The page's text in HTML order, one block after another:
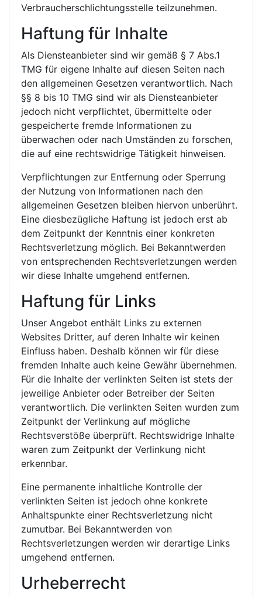
Verbraucherschlichtungsstelle teilzunehmen.
Haftung für Inhalte
Als Diensteanbieter sind wir gemäß § 7 Abs.1
TMG für eigene Inhalte auf diesen Seiten nach
den allgemeinen Gesetzen verantwortlich. Nach
§§ 8 bis 10 TMG sind wir als Diensteanbieter
jedoch nicht verpflichtet, übermittelte oder
gespeicherte fremde Informationen zu
überwachen oder nach Umständen zu forschen,
die auf eine rechtswidrige Tätigkeit hinweisen.
Verpflichtungen zur Entfernung oder Sperrung
der Nutzung von Informationen nach den
allgemeinen Gesetzen bleiben hiervon unberührt.
Eine diesbezügliche Haftung ist jedoch erst ab
dem Zeitpunkt der Kenntnis einer konkreten
Rechtsverletzung möglich. Bei Bekanntwerden
von entsprechenden Rechtsverletzungen werden
wir diese Inhalte umgehend entfernen.
Haftung für Links
Unser Angebot enthält Links zu externen
Websites Dritter, auf deren Inhalte wir keinen
Einfluss haben. Deshalb können wir für diese
fremden Inhalte auch keine Gewähr übernehmen.
Für die Inhalte der verlinkten Seiten ist stets der
jeweilige Anbieter oder Betreiber der Seiten
verantwortlich. Die verlinkten Seiten wurden zum
Zeitpunkt der Verlinkung auf mögliche
Rechtsverstöße überprüft. Rechtswidrige Inhalte
waren zum Zeitpunkt der Verlinkung nicht
erkennbar.
Eine permanente inhaltliche Kontrolle der
verlinkten Seiten ist jedoch ohne konkrete
Anhaltspunkte einer Rechtsverletzung nicht
zumutbar. Bei Bekanntwerden von
Rechtsverletzungen werden wir derartige Links
umgehend entfernen.
Urheberrecht